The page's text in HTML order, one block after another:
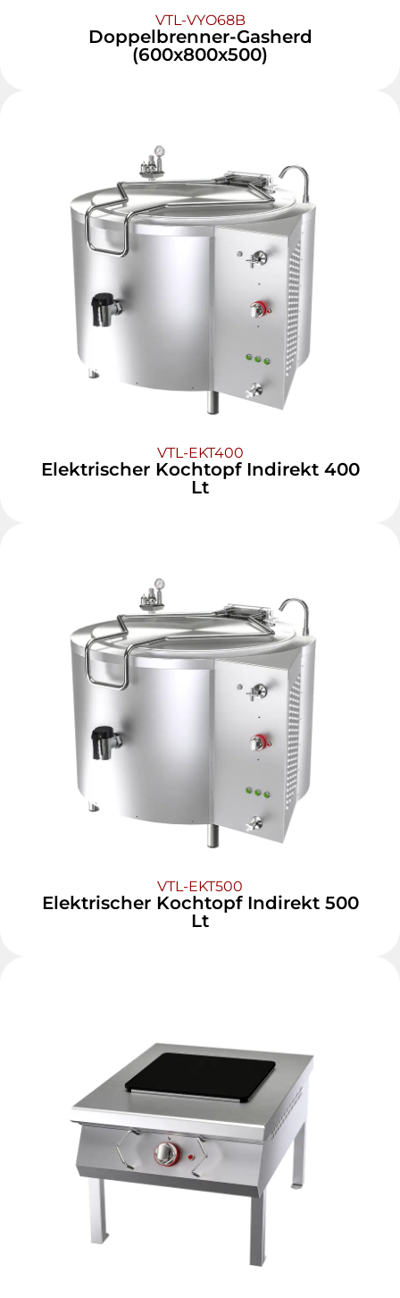
VTL-VYO68B
Doppelbrenner-Gasherd
(600x800x500)
VTL-EKT400
Elektrischer Kochtopf Indirekt 400
Lt
VTL-EKT500
Elektrischer Kochtopf Indirekt 500
Lt